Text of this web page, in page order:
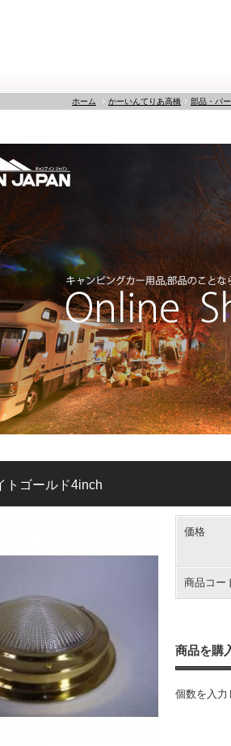
ホーム かーいんてりあ高橋 部品・パ
トゴールド4inch
価格
商品コー
商品を購
個数を入力